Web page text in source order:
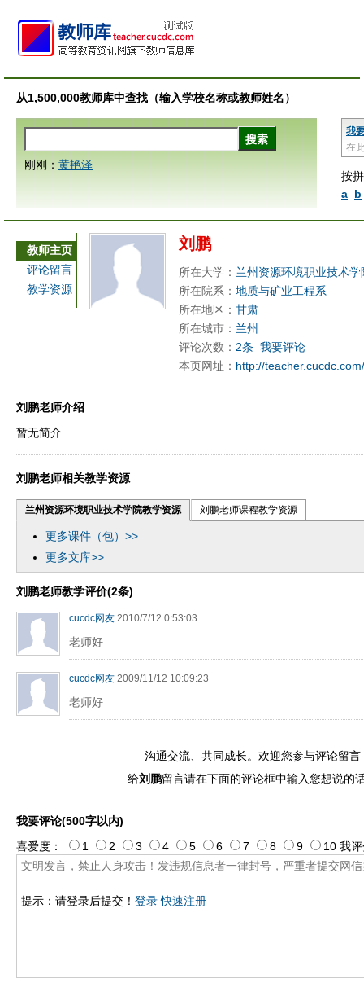
从1,500,000教师库中查找（输入学校名称或教师姓名）
我
在
按
a b
刚刚： 黄艳泽
教师主页
评论留言
教学资源
刘鹏
所在大学： 兰州资源环境职业技术学
所在院系： 地质与矿业工程系
所在地区： 甘肃
所在城市： 兰州
评论次数： 2条 我要评论
本页网址： http://
刘鹏老师介绍
暂无简介
刘鹏老师相关教学资源
兰州资源环境职业技术学院教学资源 刘鹏老师课程教学资源
更多课件（包）>>
更多文库>>
刘鹏老师教学评价(2条)
cucdc网友 2010/7/12 0:53:03
老师好
cucdc网友 2009/11/12 10:09:23
老师好
沟通交流、共同成长。欢迎您参与评论留言
给刘鹏留言请在下面的评论框中输入您想说的
我要评论(500字以内)
提示：请登录后提交！ 登录 快速注册
喜爱度： 1 2 3 4 5 6 7 8 9 10 我评